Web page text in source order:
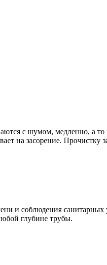
с шумом, медленно, а то
на засорение. Прочистку
и соблюдения
глубине трубы.